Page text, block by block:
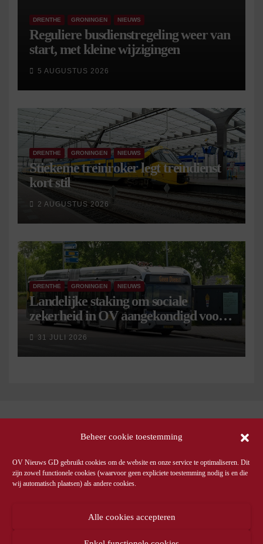
Beheer cookie toestemming
OV Nieuws GD gebruikt cookies om de website en onze service te optimaliseren. Dit
zijn zowel functionele cookies (waarvoor geen expliciete toestemming nodig is en die
wij automatisch plaatsen) als andere cookies.
Alle cookies accepteren
DRENTHE GRONINGEN NIEUWS
Reguliere busdienstregeling weer van
start, met kleine wijzigingen
5 AUGUSTUS 2026
DRENTHE GRONINGEN NIEUWS
Stiekeme treinroker legt treindienst
kort stil
2 AUGUSTUS 2026
DRENTHE GRONINGEN NIEUWS
Landelijke staking om sociale
zekerheid in OV aangekondigd voor 9
september
31 JULI 2026